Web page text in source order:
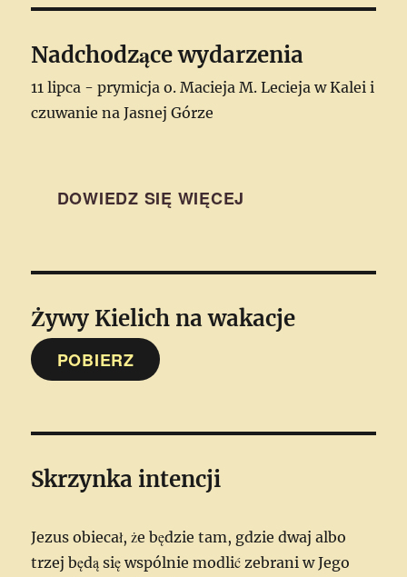
Nadchodzące wydarzenia
11 lipca - prymicja o. Macieja M. Lecieja w Kalei i
czuwanie na Jasnej Górze
DOWIEDZ SIĘ WIĘCEJ
Żywy Kielich na wakacje
POBIERZ
Skrzynka intencji
Jezus obiecał, że będzie tam, gdzie dwaj albo
trzej będą się wspólnie modlić zebrani w Jego